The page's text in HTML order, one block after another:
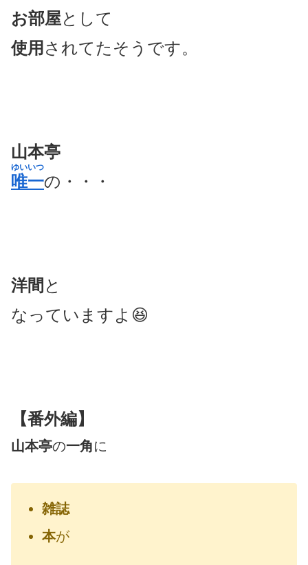
お部屋として
使用 されてたそうです。
山本亭
唯一
ゆいいつ
の・・・
洋間 と
なっていますよ😆
【番外編】
山本亭の一角に
雑誌
本が